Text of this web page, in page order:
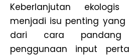
Keberlanjutan
menjadi isu penting yang
dari cara pandang
penggunaan input